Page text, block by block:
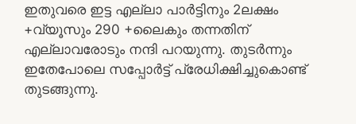
ഇതുവരെ ഇട്ട എല്ലാ പാർട്ടിനും 2ലക്ഷം
+വ്യൂസും 290 +ലൈകും തന്നതിന്
എല്ലാവരോടും നന്ദി പറയുന്നു. തുടർന്നും
ഇതേപോലെ സപ്പോർട്ട് പ്രേധിക്ഷിച്ചുകൊണ്ട്
തുടങ്ങുന്നു.